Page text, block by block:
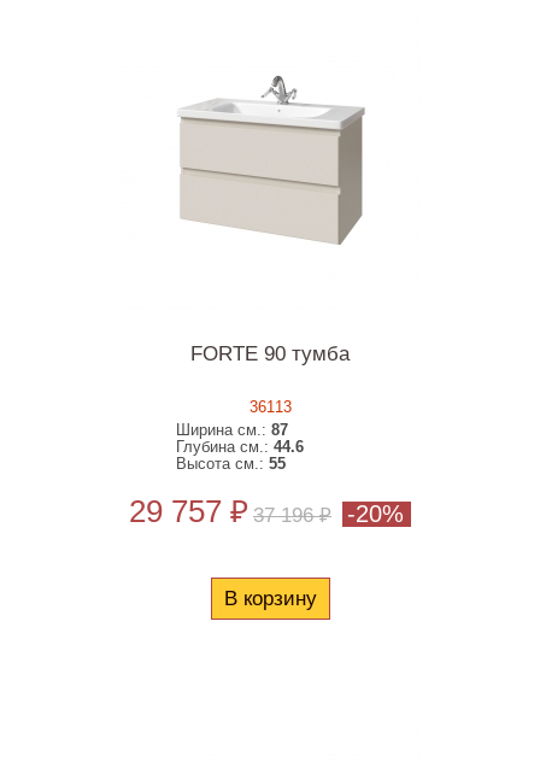
FORTE 90 тумба
36113
Ширина см.:87
Глубина см.:44.6
Высота см.:55
29 757 ₽ 37 196 ₽ -20%
В корзину